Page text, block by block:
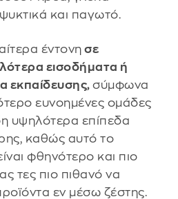
και παγωτό.
έντονη σε
εισοδήματα ή
εκπαίδευσης, σύμφωνα
ευνοημένες ομάδες
υψηλότερα επίπεδα
καθώς αυτό το
φθηνότερο και πιο
τες πιο πιθανό να
εν μέσω ζέστης.